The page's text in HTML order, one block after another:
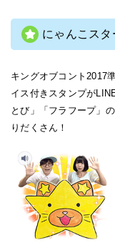
にゃんこス
キングオブコント2017
イス付きスタンプが
とび」「フラフープ」
りだくさん！